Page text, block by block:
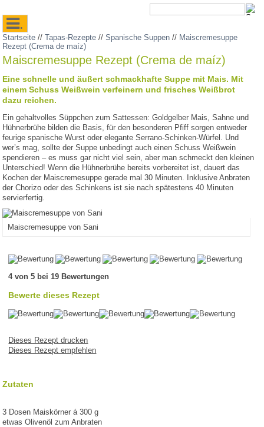
.
Startseite //Tapas-Rezepte //Spanische Suppen // Maiscremesuppe
Rezept (Crema de maíz)
Maiscremesuppe Rezept (Crema de maíz)
Eine schnelle und äußert schmackhafte Suppe mit Mais. Mit
einem Schuss Weißwein verfeinern und frisches Weißbrot
dazu reichen.
Ein gehaltvolles Süppchen zum Sattessen: Goldgelber Mais, Sahne und
Hühnerbrühe bilden die Basis, für den besonderen Pfiff sorgen entweder
feurige spanische Wurst oder elegante Serrano-Schinken-Würfel. Und
wer’s mag, sollte der Suppe unbedingt auch einen Schuss Weißwein
spendieren – es muss gar nicht viel sein, aber man schmeckt den kleinen
Unterschied! Wenn die Hühnerbrühe bereits vorbereitet ist, dauert das
Kochen der Maiscremesuppe gerade mal 30 Minuten. Inklusive Anbraten
der Chorizo oder des Schinkens ist sie nach spätestens 40 Minuten
servierfertig.
Maiscremesuppe von Sani
4 von 5 bei 19 Bewertungen
Bewerte dieses Rezept
Dieses Rezept drucken
Dieses Rezept empfehlen
Zutaten
3 Dosen Maiskörner á 300 g
etwas Olivenöl zum Anbraten